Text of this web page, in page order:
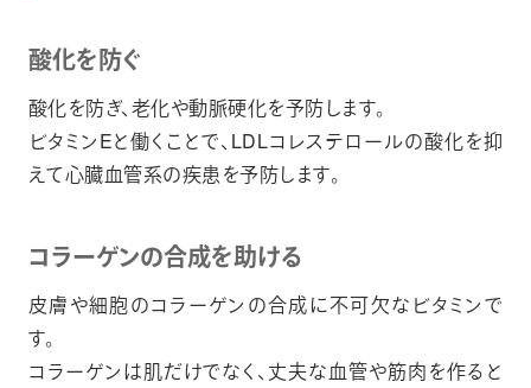
酸化を防ぐ
酸化を防ぎ、老化や動脈硬化を予防します。
ビタミンEと働くことで、LDLコレステロールの酸化を抑
えて心臓血管系の疾患を予防します。
コラーゲンの合成を助ける
皮膚や細胞のコラーゲンの合成に不可欠なビタミンで
す。
コラーゲンは肌だけでなく、丈夫な血管や筋肉を作ると